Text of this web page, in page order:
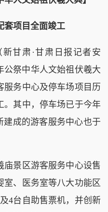
套项目全面竣工
新甘肃·甘肃日报记者安
公祭中华人文始祖伏羲大
服务中心及停车场项目历
。其中，停车场已于今年
建成的游客服务中心也于
景区游客服务中心设售
室、医务室等八大功能区
4台自助售票机，并创新